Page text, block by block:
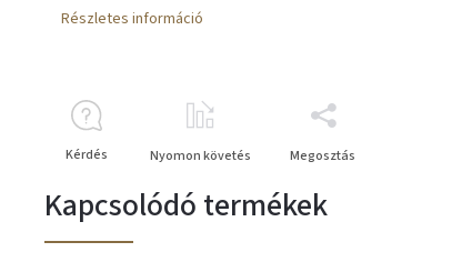
Részletes információ
Kérdés Nyomon követés Megosztás
Kapcsolódó termékek